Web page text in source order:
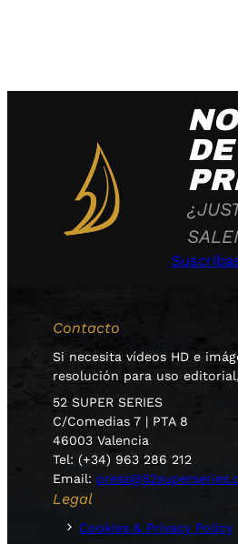
DE
Contacto
Si necesita vídeos HD e
resolución para uso
52 SUPER SERIES
C/Comedias 7 | PTA 8
46003 Valencia
Tel: (+34) 963 286 212
Email:
Legal
Cookies & Privacy Policy